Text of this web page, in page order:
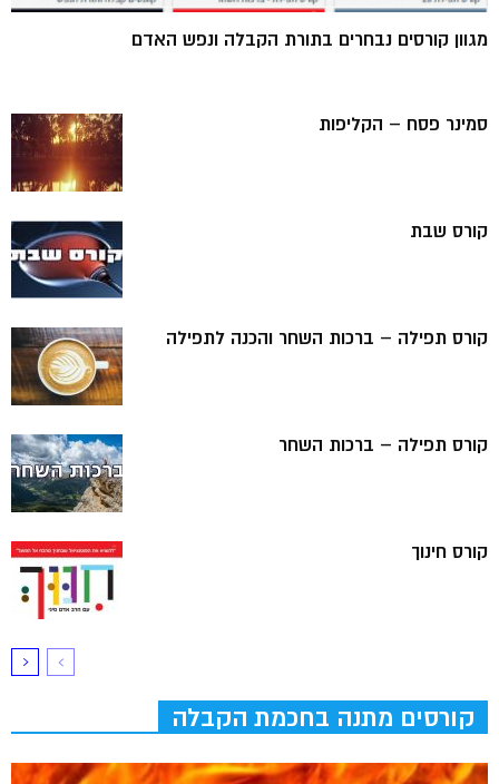
מגוון קורסים נבחרים בתורת הקבלה ונפש האדם
סמינר פסח – הקליפות
קורס שבת
קורס תפילה – ברכות השחר והכנה לתפילה
קורס תפילה – ברכות השחר
קורס חינוך
קורסים מתנה בחכמת הקבלה